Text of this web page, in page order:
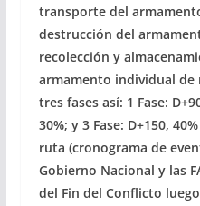
transporte del
destrucción del
recolección y
armamento individual de
tres fases así: 1 Fase:
30%; y 3 Fase: D+150,
ruta (cronograma de
Gobierno Nacional y las
del Fin del Conflicto